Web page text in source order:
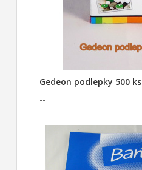
Gedeon podlepky 500 ks
--